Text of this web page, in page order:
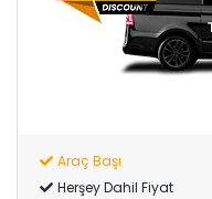
Araç Başı
Herşey Dahil Fiyat